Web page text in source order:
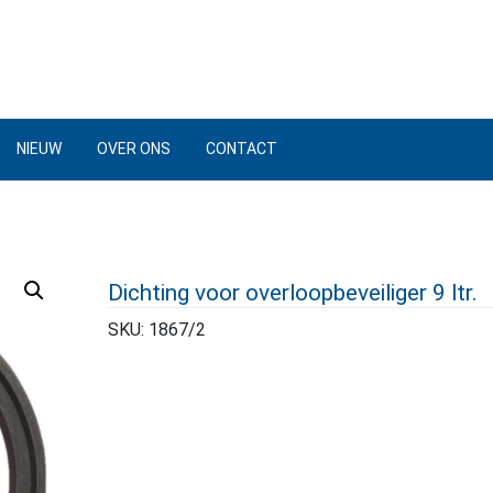
NIEUW OVER ONS CONTACT
Dichting voor overloopbeveiliger 9 ltr.
SKU: 1867/2